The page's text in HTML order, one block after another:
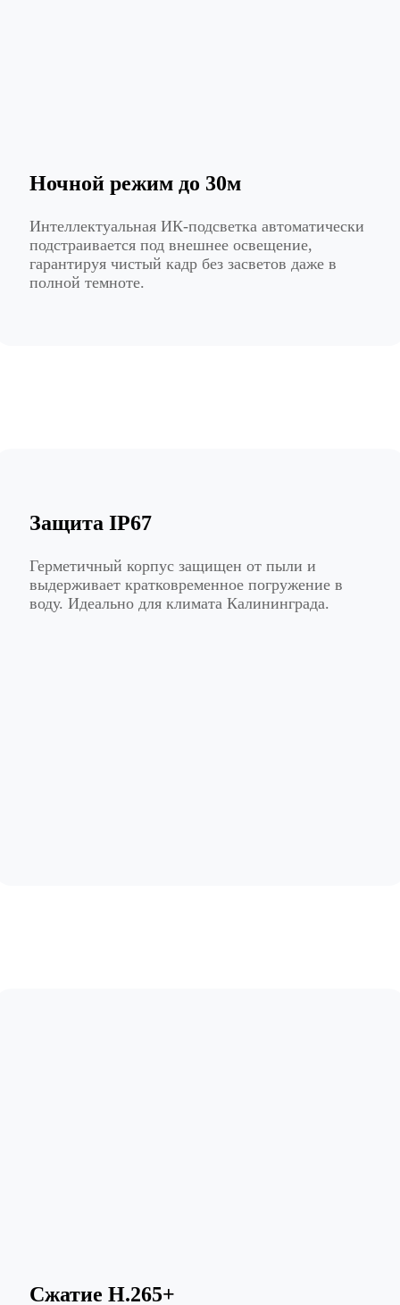
Ночной режим до 30м
Интеллектуальная ИК-подсветка автоматически
подстраивается под внешнее освещение,
гарантируя чистый кадр без засветов даже в
полной темноте.
Защита IP67
Герметичный корпус защищен от пыли и
выдерживает кратковременное погружение в
воду. Идеально для климата Калининграда.
Сжатие H.265+